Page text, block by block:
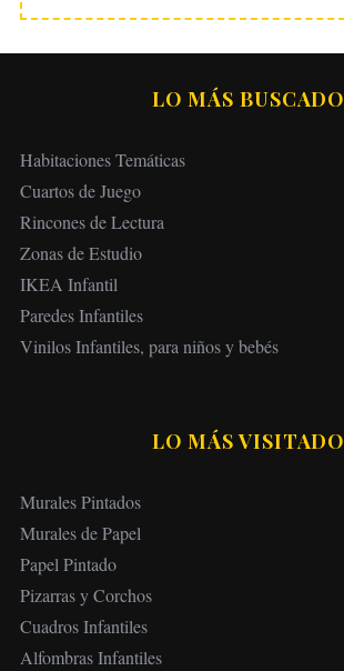
LO MÁS BUSCADO
Habitaciones Temáticas
Cuartos de Juego
Rincones de Lectura
Zonas de Estudio
IKEA Infantil
Paredes Infantiles
Vinilos Infantiles, para niños y bebés
LO MÁS VISITADO
Murales Pintados
Murales de Papel
Papel Pintado
Pizarras y Corchos
Cuadros Infantiles
Alfombras Infantiles